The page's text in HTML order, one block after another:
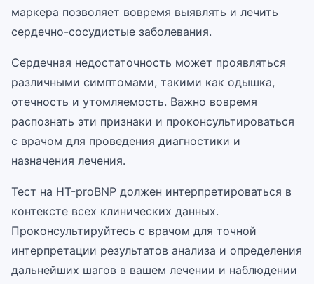
маркера позволяет вовремя выявлять и лечить
сердечно-сосудистые заболевания.
Сердечная недостаточность может проявляться
различными симптомами, такими как одышка,
отечность и утомляемость. Важно вовремя
распознать эти признаки и проконсультироваться
с врачом для проведения диагностики и
назначения лечения.
Тест на НТ-proBNP должен интерпретироваться в
контексте всех клинических данных.
Проконсультируйтесь с врачом для точной
интерпретации результатов анализа и определения
дальнейших шагов в вашем лечении и наблюдении